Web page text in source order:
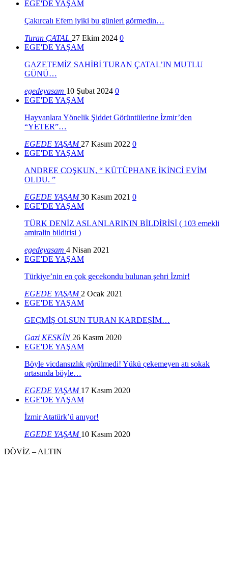
EGE'DE YAŞAM
Çakırcalı Efem iyiki bu günleri görmedin…
Turan ÇATAL 27 Ekim 2024 0
EGE'DE YAŞAM
GAZETEMİZ SAHİBİ TURAN ÇATAL’IN MUTLU
GÜNÜ…
egedeyasam 10 Şubat 2024 0
EGE'DE YAŞAM
Hayvanlara Yönelik Şiddet Görüntülerine İzmir’den
“YETER”…
EGEDE YAŞAM 27 Kasım 2022 0
EGE'DE YAŞAM
ANDREE COŞKUN, “ KÜTÜPHANE İKİNCİ EVİM
OLDU. ”
EGEDE YAŞAM30 Kasım 2021 0
EGE'DE YAŞAM
TÜRK DENİZ ASLANLARININ BİLDİRİSİ ( 103 emekli
amiralin bildirisi )
egedeyasam 4 Nisan 2021
EGE'DE YAŞAM
Türkiye’nin en çok gecekondu bulunan şehri İzmir!
EGEDE YAŞAM 2 Ocak 2021
EGE'DE YAŞAM
GEÇMİŞ OLSUN TURAN KARDEŞİM…
Gazi KESKİN 26 Kasım 2020
EGE'DE YAŞAM
Böyle vicdansızlık görülmedi! Yükü çekemeyen atı sokak
ortasında böyle…
EGEDE YAŞAM 17 Kasım 2020
EGE'DE YAŞAM
İzmir Atatürk’ü anıyor!
EGEDE YAŞAM 10 Kasım 2020
DÖVİZ – ALTIN